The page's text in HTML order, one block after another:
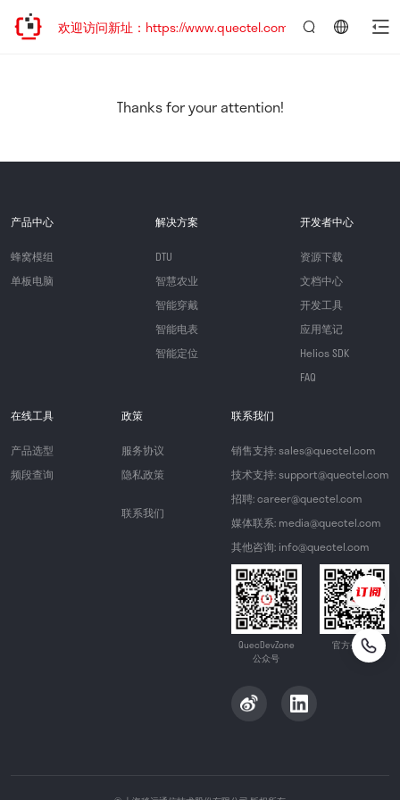
已迁移，欢迎访问新址：https://www.quectel.com.cn
Thanks for your attention!
产品中心
蜂窝模组
单板电脑
解决方案
DTU
智慧农业
智能穿戴
智能电表
智能定位
开发者中心
资源下载
文档中心
开发工具
应用笔记
Helios SDK
FAQ
在线工具
产品选型
频段查询
政策
服务协议
隐私政策
联系我们
联系我们
销售支持: sales@quectel.com
技术支持: support@quectel.com
招聘: career@quectel.com
媒体联系: media@quectel.com
其他咨询: info@quectel.com
QuecDevZone
公众号
官方公众号